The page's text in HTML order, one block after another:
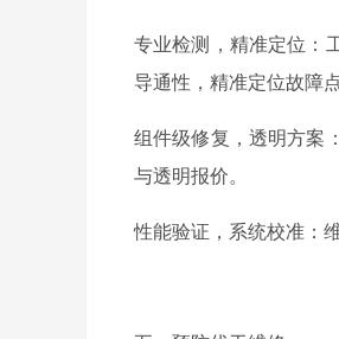
专业检测，精准定位：
导通性，精准定位故障点
组件级修复，透明方案
与透明报价。
性能验证，系统校准：